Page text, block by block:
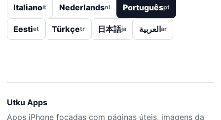
Italianoit Nederlandsnl Portuguêspt
Eestiet Türkçetr 日本語ja العربيةar
Utku Apps
Apps iPhone focadas com páginas úteis, imagens da